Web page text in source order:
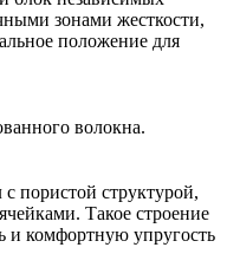
зонами жесткости,
положение для
волокна.
пористой структурой,
Такое строение
и комфортную упругость